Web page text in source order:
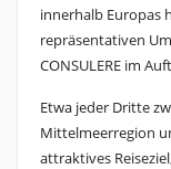
innerhalb Europas
repräsentativen
CONSULERE im
Etwa jeder Dritte
Mittelmeerregion
attraktives